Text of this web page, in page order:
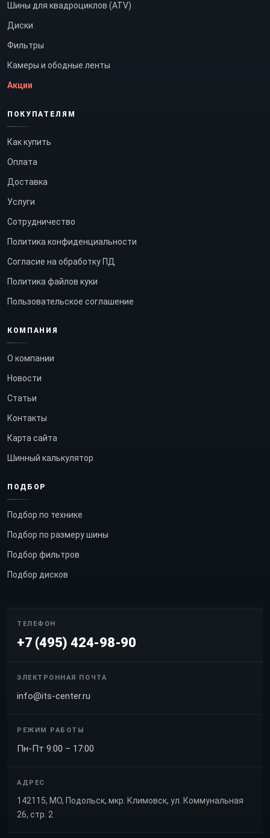
Шины для квадроциклов (ATV)
Диски
Фильтры
Камеры и ободные ленты
Акции
ПОКУПАТЕЛЯМ
Как купить
Оплата
Доставка
Услуги
Сотрудничество
Политика конфиденциальности
Согласие на обработку ПД
Политика файлов куки
Пользовательское соглашение
КОМПАНИЯ
О компании
Новости
Статьи
Контакты
Карта сайта
Шинный калькулятор
ПОДБОР
Подбор по технике
Подбор по размеру шины
Подбор фильтров
Подбор дисков
ТЕЛЕФОН
+7 (495) 424-98-90
ЭЛЕКТРОННАЯ ПОЧТА
info@its-center.ru
РЕЖИМ РАБОТЫ
Пн-Пт 9:00 – 17:00
АДРЕС
142115, МО, Подольск, мкр. Климовск, ул. Коммунальная
26, стр. 2